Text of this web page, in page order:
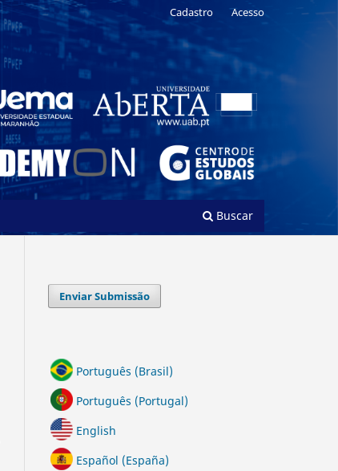
Buscar
Cadastro Acesso
Enviar Submissão
Português (Brasil)
Português (Portugal)
English
Español (España)